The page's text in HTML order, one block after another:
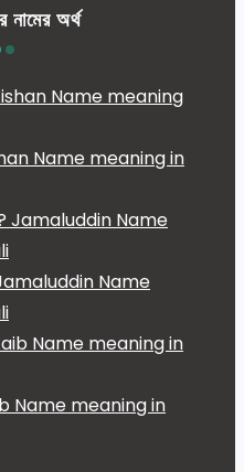
নামের অর্থ
Name meaning in
Jamaluddin Name
Name meaning in